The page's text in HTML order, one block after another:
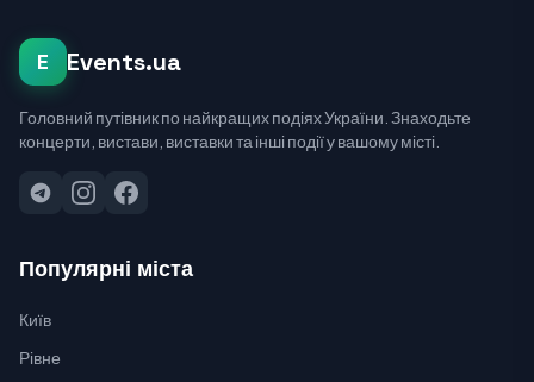
E Events.ua
Головний путівник по найкращих подіях України. Знаходьте
концерти, вистави, виставки та інші події у вашому місті.
Популярні міста
Київ
Рівне